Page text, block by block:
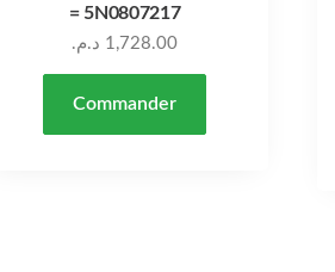
= 5N0807217
1,728.00 د.م.
Commander